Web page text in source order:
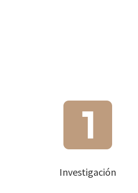
Investigación